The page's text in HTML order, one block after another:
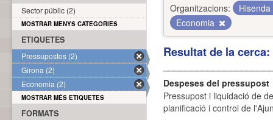
Organitzacions:
Hisenda
Economia
Resultat de la
Despeses del pressupost
Pressupost i liquidació de
planificació i control de
Sector públic (2)
MOSTRAR MENYS CATEGORIES
ETIQUETES
Pressupostos (2)
Girona (2)
Economia (2)
MOSTRAR MÉS ETIQUETES
FORMATS